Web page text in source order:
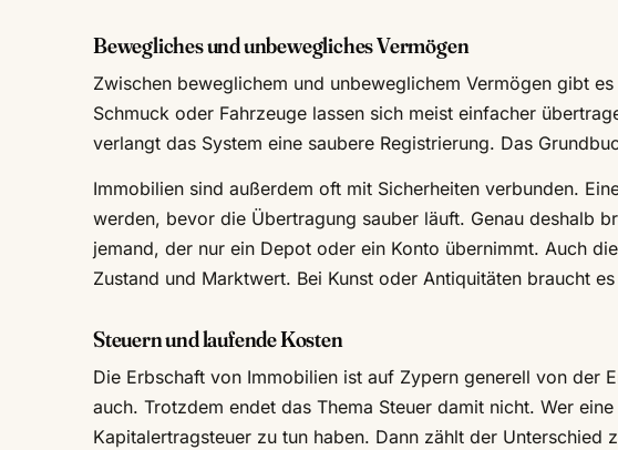
Bewegliches und unbewegliches Vermögen
Zwischen beweglichem und unbeweglichem Vermögen gibt
Schmuck oder Fahrzeuge lassen sich meist einfacher
verlangt das System eine saubere Registrierung. Das
Immobilien sind außerdem oft mit Sicherheiten verbunden.
werden, bevor die Übertragung sauber läuft. Genau deshalb
jemand, der nur ein Depot oder ein Konto übernimmt. Auch
Zustand und Marktwert. Bei Kunst oder Antiquitäten braucht
Steuern und laufende Kosten
Die Erbschaft von Immobilien ist auf Zypern generell von der
auch. Trotzdem endet das Thema Steuer damit nicht. Wer
Kapitalertragsteuer zu tun haben. Dann zählt der Unterschied